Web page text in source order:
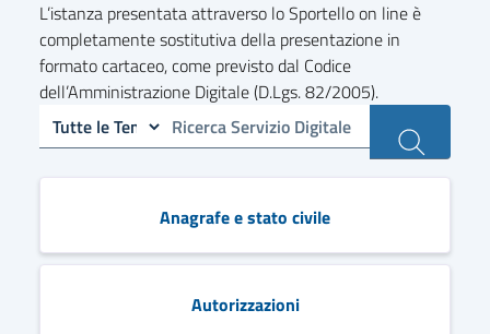
L’istanza presentata attraverso lo Sportello on line è
completamente sostitutiva della presentazione in
formato cartaceo, come previsto dal Codice
dell’Amministrazione Digitale (D.Lgs. 82/2005).
Anagrafe e stato civile
Autorizzazioni